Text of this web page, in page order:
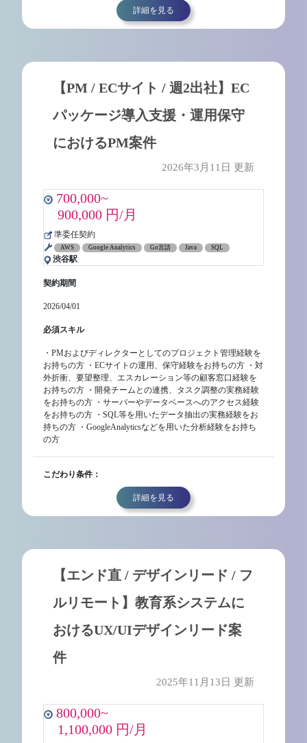
詳細を見る
【PM / ECサイト / 週2出社】EC
パッケージ導入支援・運用保守
におけるPM案件
2026年3月11日 更新
700,000~
900,000 円/月
準委任契約
AWS Google Analytics Go言語 Java SQL
渋谷駅
契約期間
2026/04/01
必須スキル
・PMおよびディレクターとしてのプロジェクト管理経験を
お持ちの方 ・ECサイトの運用、保守経験をお持ちの方 ・対
外折衝、要望整理、エスカレーション等の顧客窓口経験を
お持ちの方 ・開発チームとの連携、タスク調整の実務経験
をお持ちの方 ・サーバーやデータベースへのアクセス経験
をお持ちの方 ・SQL等を用いたデータ抽出の実務経験をお
持ちの方 ・GoogleAnalyticsなどを用いた分析経験をお持ち
の方
こだわり条件：
詳細を見る
【エンド直 / デザインリード / フ
ルリモート】教育系システムに
おけるUX/UIデザインリード案
件
2025年11月13日 更新
800,000~
1,100,000 円/月